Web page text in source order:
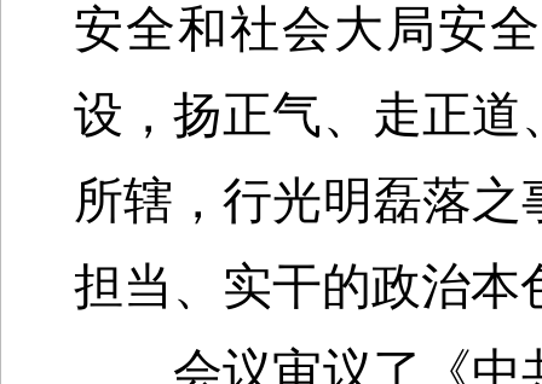
安全和社会大局安
设，扬正气、走正
所辖，行光明磊落
担当、实干的政治本
会议审议了《中